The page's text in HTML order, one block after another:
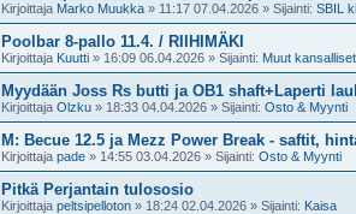
Kirjoittaja Marko Muukka » 11:17 07.04.2026 » Sijainti: SBIL
Poolbar 8-pallo 11.4. / RIIHIMÄKI
Kirjoittaja Kuutti » 16:09 06.04.2026 » Sijainti: Muut
Myydään Joss Rs butti ja OB1 shaft+Laperti
Kirjoittaja Olzku » 18:33 04.04.2026 » Sijainti: Osto & Myynti
M: Becue 12.5 ja Mezz Power Break - saftit,
Kirjoittaja pade » 14:55 03.04.2026 » Sijainti: Osto & Myynti
Pitkä Perjantain tulososio
Kirjoittaja peltsipelloton » 18:24 02.04.2026 » Sijainti: Kaisa